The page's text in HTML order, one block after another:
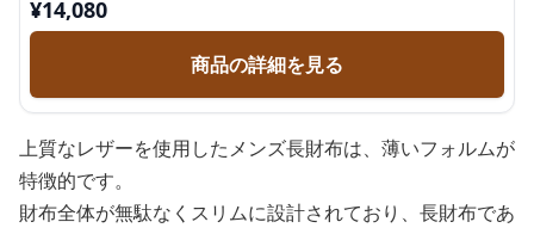
¥14,080
商品の詳細を見る
上質なレザーを使用したメンズ長財布は、薄いフォルムが
特徴的です。
財布全体が無駄なくスリムに設計されており、長財布であ